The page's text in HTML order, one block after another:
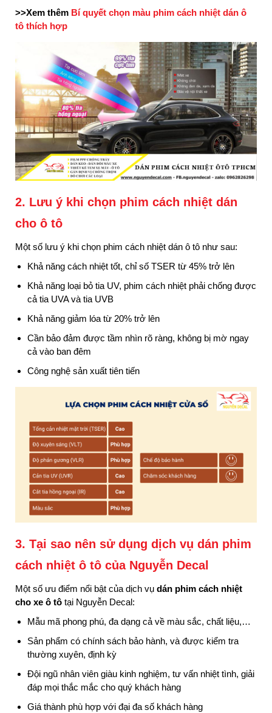
>>Xem thêm Bí quyết chọn màu phim cách nhiệt dán ô
tô thích hợp
2. Lưu ý khi chọn phim cách nhiệt dán
cho ô tô
Một số lưu ý khi chọn phim cách nhiệt dán ô tô như sau:
Khả năng cách nhiệt tốt, chỉ số TSER từ 45% trở lên
Khả năng loại bỏ tia UV, phim cách nhiệt phải chống được
cả tia UVA và tia UVB
Khả năng giảm lóa từ 20% trở lên
Cần bảo đảm được tầm nhìn rõ ràng, không bị mờ ngay
cả vào ban đêm
Công nghệ sản xuất tiên tiến
3. Tại sao nên sử dụng dịch vụ dán phim
cách nhiệt ô tô của Nguyễn Decal
Một số ưu điểm nổi bật của dịch vụ dán phim cách nhiệt
cho xe ô tô tại Nguyễn Decal:
Mẫu mã phong phú, đa dạng cả về màu sắc, chất liệu,…
Sản phẩm có chính sách bảo hành, và được kiểm tra
thường xuyên, định kỳ
Đội ngũ nhân viên giàu kinh nghiệm, tư vấn nhiệt tình, giải
đáp mọi thắc mắc cho quý khách hàng
Giá thành phù hợp với đại đa số khách hàng